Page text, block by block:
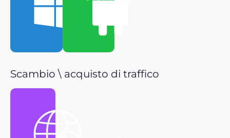
Scarica per
Scambio \ acquisto di traffico